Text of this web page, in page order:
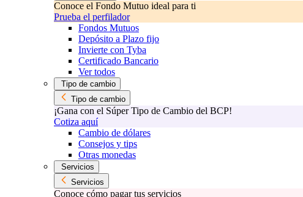
Conoce el Fondo Mutuo ideal para ti
Prueba el perfilador
Fondos Mutuos
Depósito a Plazo fijo
Invierte con Tyba
Certificado Bancario
Ver todos
Tipo de cambio
Tipo de cambio
¡Gana con el Súper Tipo de Cambio del BCP!
Cotiza aquí
Cambio de dólares
Consejos y tips
Otras monedas
Servicios
Servicios
Conoce cómo pagar tus servicios